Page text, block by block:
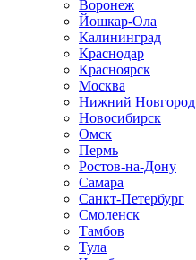
Воронеж
Йошкар-Ола
Калининград
Краснодар
Красноярск
Москва
Нижний Новгород
Новосибирск
Омск
Пермь
Ростов-на-Дону
Самара
Санкт-Петербург
Смоленск
Тамбов
Тула